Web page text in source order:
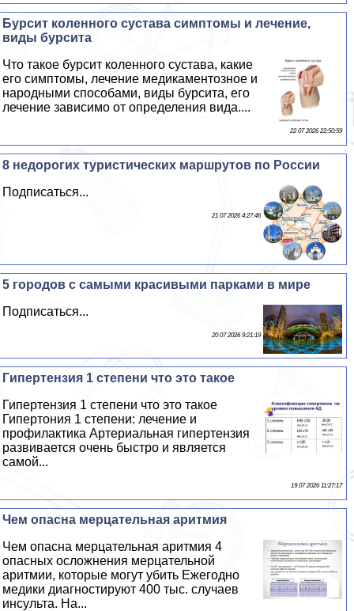
Бурсит коленного сустава симптомы и лечение,
виды бурсита
Что такое бурсит коленного сустава, какие
его симптомы, лечение медикаментозное и
народными способами, виды бурсита, его
лечение зависимо от определения вида....
22 07 2026 22:50:59
8 недорогих туристических маршрутов по России
Подписаться...
21 07 2026 4:27:46
5 городов с самыми красивыми парками в мире
Подписаться...
20 07 2026 9:21:19
Гипертензия 1 степени что это такое
Гипертензия 1 степени что это такое
Гипертония 1 степени: лечение и
профилактика Артериальная гипертензия
развивается очень быстро и является
самой...
19 07 2026 11:27:17
Чем опасна мерцательная аритмия
Чем опасна мерцательная аритмия 4
опасных осложнения мерцательной
аритмии, которые могут убить Ежегодно
медики диагностируют 400 тыс. случаев
инсульта. На...